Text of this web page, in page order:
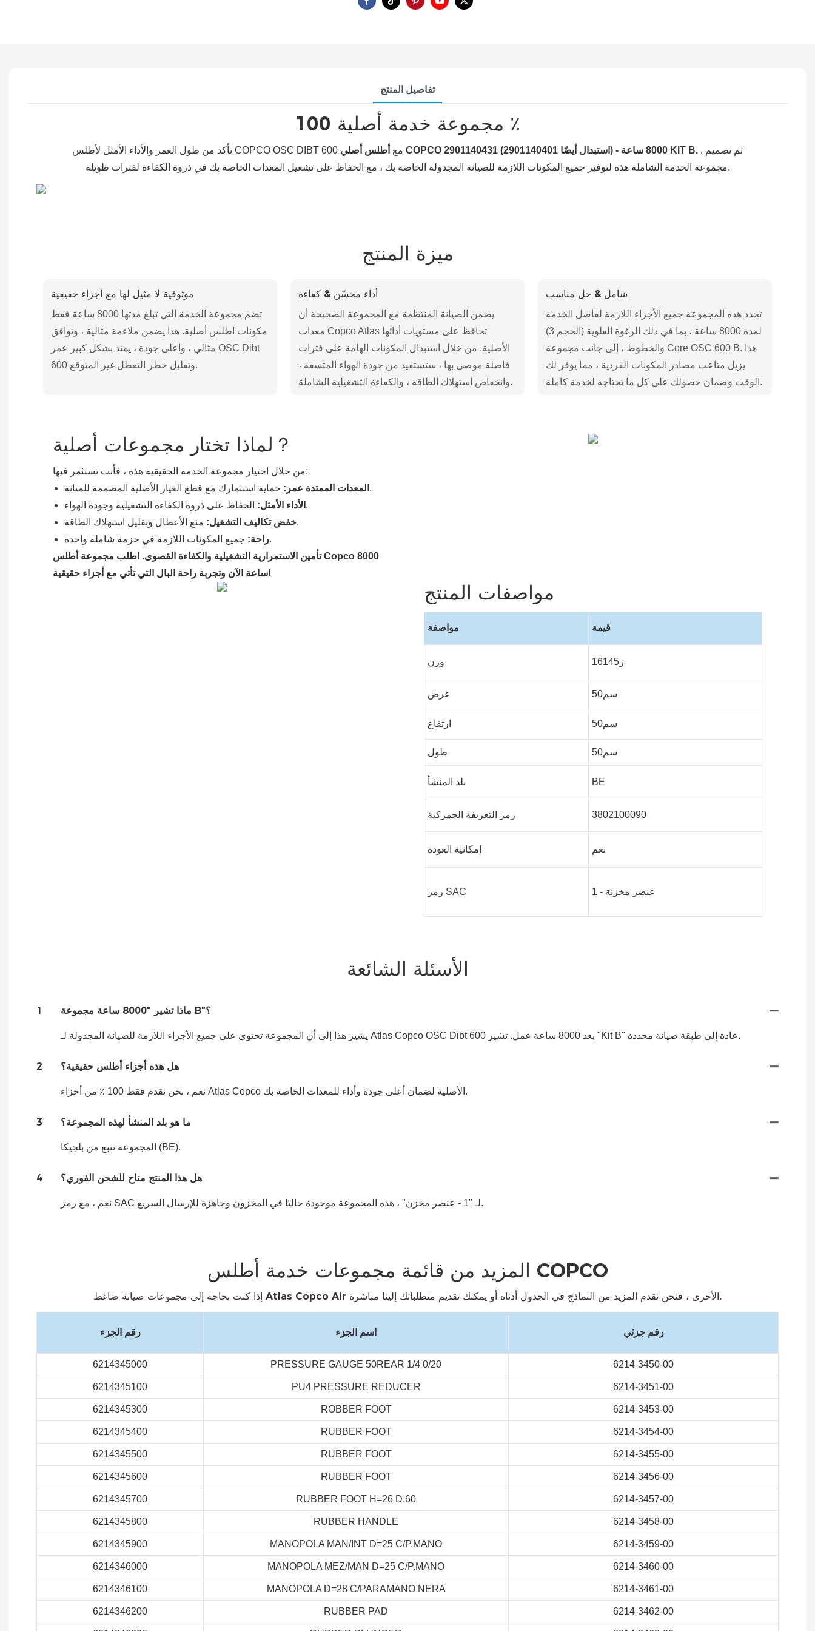
تفاصيل المنتج
مجموعة خدمة أصلية 100 ٪
تأكد من طول العمر والأداء الأمثل لأطلس COPCO OSC DIBT 600 مع أطلس أصلي COPCO 2901140431 (استبدال أيضًا 2901140401) - 8000 ساعة KIT B. . تم تصميم
مجموعة الخدمة الشاملة هذه لتوفير جميع المكونات اللازمة للصيانة المجدولة الخاصة بك ، مع الحفاظ على تشغيل المعدات الخاصة بك في ذروة الكفاءة لفترات طويلة.
ميزة المنتج
موثوقية لا مثيل لها مع أجزاء حقيقية
تضم مجموعة الخدمة التي تبلغ مدتها 8000 ساعة فقط
مكونات أطلس أصلية. هذا يضمن ملاءمة مثالية ، وتوافق
مثالي ، وأعلى جودة ، يمتد بشكل كبير عمر OSC Dibt
600 وتقليل خطر التعطل غير المتوقع.
أداء محسّن & كفاءة
يضمن الصيانة المنتظمة مع المجموعة الصحيحة أن
معدات Copco Atlas تحافظ على مستويات أدائها
الأصلية. من خلال استبدال المكونات الهامة على فترات
فاصلة موصى بها ، ستستفيد من جودة الهواء المتسقة ،
وانخفاض استهلاك الطاقة ، والكفاءة التشغيلية الشاملة.
شامل & حل مناسب
تحدد هذه المجموعة جميع الأجزاء اللازمة لفاصل الخدمة
لمدة 8000 ساعة ، بما في ذلك الرغوة العلوية (الحجم 3)
والخطوط ، إلى جانب مجموعة Core OSC 600 B. هذا
يزيل متاعب مصادر المكونات الفردية ، مما يوفر لك
الوقت وضمان حصولك على كل ما تحتاجه لخدمة كاملة.
لماذا تختار مجموعات أصلية？
من خلال اختيار مجموعة الخدمة الحقيقية هذه ، فأنت تستثمر فيها:
المعدات الممتدة عمر: حماية استثمارك مع قطع الغيار الأصلية المصممة للمتانة.
الأداء الأمثل: الحفاظ على ذروة الكفاءة التشغيلية وجودة الهواء.
خفض تكاليف التشغيل:منع الأعطال وتقليل استهلاك الطاقة.
راحة:جميع المكونات اللازمة في حزمة شاملة واحدة.
تأمين الاستمرارية التشغيلية والكفاءة القصوى. اطلب مجموعة أطلس Copco 8000
ساعة الآن وتجربة راحة البال التي تأتي مع أجزاء حقيقية!
مواصفات المنتج
مواصفة قيمة
وزن ز16145
عرض سم50
ارتفاع سم50
طول سم50
بلد المنشأ BE
رمز التعريفة الجمركية 3802100090
إمكانية العودة نعم
رمز SAC 1 - عنصر مخزنة
الأسئلة الشائعة
1 ماذا تشير "8000 ساعة مجموعة B"؟
يشير هذا إلى أن المجموعة تحتوي على جميع الأجزاء اللازمة للصيانة المجدولة لـ Atlas Copco OSC Dibt 600 بعد 8000 ساعة عمل. تشير "Kit B" عادة إلى طبقة صيانة محددة.
2 هل هذه أجزاء أطلس حقيقية؟
نعم ، نحن نقدم فقط 100 ٪ من أجزاء Atlas Copco الأصلية لضمان أعلى جودة وأداء للمعدات الخاصة بك.
3 ما هو بلد المنشأ لهذه المجموعة؟
المجموعة تنبع من بلجيكا (BE).
4 هل هذا المنتج متاح للشحن الفوري؟
نعم ، مع رمز SAC لـ "1 - عنصر مخزن" ، هذه المجموعة موجودة حاليًا في المخزون وجاهزة للإرسال السريع.
المزيد من قائمة مجموعات خدمة أطلس COPCO
إذا كنت بحاجة إلى مجموعات صيانة ضاغط Atlas Copco Air الأخرى ، فنحن نقدم المزيد من النماذج في الجدول أدناه أو يمكنك تقديم متطلباتك إلينا مباشرة.
رقم الجزء اسم الجزء رقم جزئي
6214345000 PRESSURE GAUGE 50REAR 1/4 0/20 6214-3450-00
6214345100 PU4 PRESSURE REDUCER 6214-3451-00
6214345300 ROBBER FOOT 6214-3453-00
6214345400 RUBBER FOOT 6214-3454-00
6214345500 RUBBER FOOT 6214-3455-00
6214345600 RUBBER FOOT 6214-3456-00
6214345700 RUBBER FOOT H=26 D.60 6214-3457-00
6214345800 RUBBER HANDLE 6214-3458-00
6214345900 MANOPOLA MAN/INT D=25 C/P.MANO 6214-3459-00
6214346000 MANOPOLA MEZ/MAN D=25 C/P.MANO 6214-3460-00
6214346100 MANOPOLA D=28 C/PARAMANO NERA 6214-3461-00
6214346200 RUBBER PAD 6214-3462-00